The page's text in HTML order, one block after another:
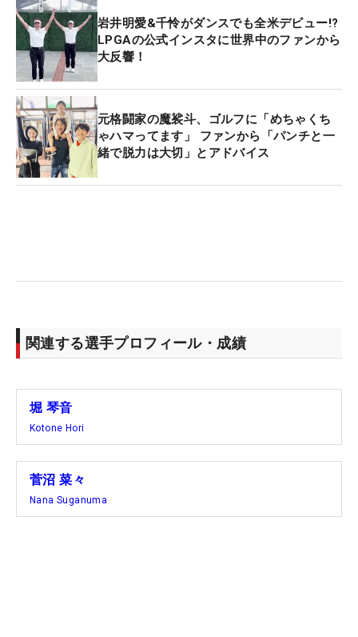
岩井明愛&千怜がダンスでも全米デビュー!?
LPGAの公式インスタに世界中のファンから
大反響！
元格闘家の魔裟斗、ゴルフに「めちゃくち
ゃハマってます」 ファンから「パンチと一
緒で脱力は大切」とアドバイス
関連する選手プロフィール・成績
堀 琴音
Kotone Hori
菅沼 菜々
Nana Suganuma